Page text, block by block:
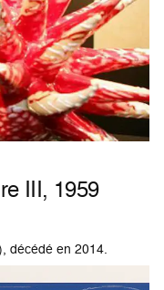
III, 1959
décédé en 2014.